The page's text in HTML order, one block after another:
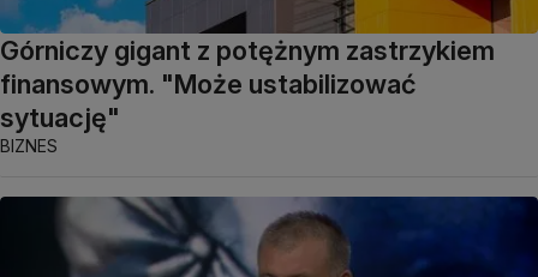
Górniczy gigant z potężnym zastrzykiem
finansowym. "Może ustabilizować
sytuację"
BIZNES